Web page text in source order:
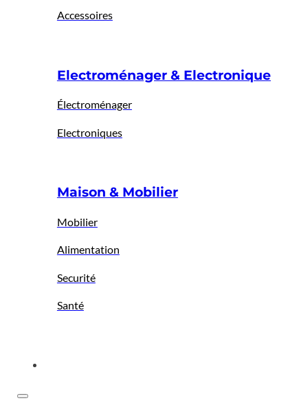
Accessoires
Electroménager & Electronique
Électroménager
Electroniques
Maison & Mobilier
Mobilier
Alimentation
Securité
Santé